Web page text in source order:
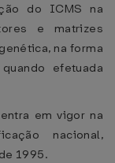
do ICMS na
e matrizes
na forma
efetuada
em vigor na
nacional,
1995.